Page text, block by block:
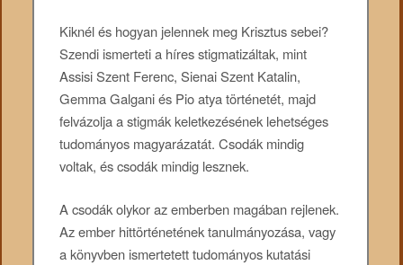
Kiknél és hogyan jelennek meg Krisztus sebei?
Szendi ismerteti a híres stigmatizáltak, mint
Assisi Szent Ferenc, Sienai Szent Katalin,
Gemma Galgani és Pio atya történetét, majd
felvázolja a stigmák keletkezésének lehetséges
tudományos magyarázatát. Csodák mindig
voltak, és csodák mindig lesznek.
A csodák olykor az emberben magában rejlenek.
Az ember hittörténetének tanulmányozása, vagy
a könyvben ismertetett tudományos kutatási